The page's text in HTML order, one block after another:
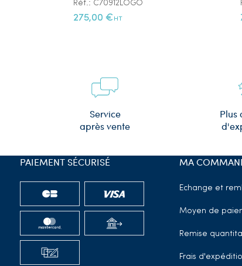
Réf.: C70912LOGO
275,00 € HT
Service
après vente
Plus
MA
Echange et
Moyen de
Remise
Frais
PAIEMENT SÉCURISÉ